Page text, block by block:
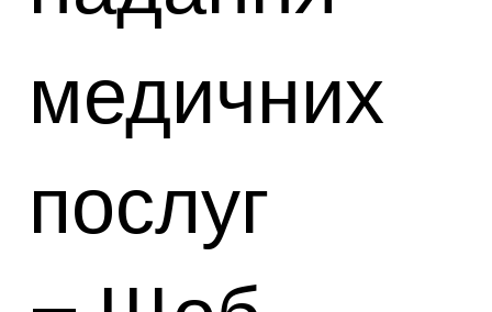
медичних
послуг